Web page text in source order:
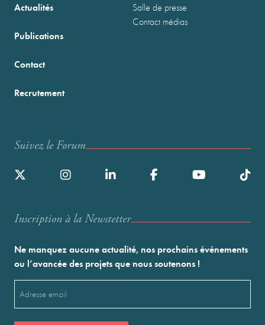
Actualités
Publications
Salle de presse
Contact médias
Contact
Recrutement
Suivez le Forum
Inscription à la Newstetter
Ne manquez aucune actualité, nos prochains événements
ou l’avancée des projets que nous soutenons !
(Nécessaire)